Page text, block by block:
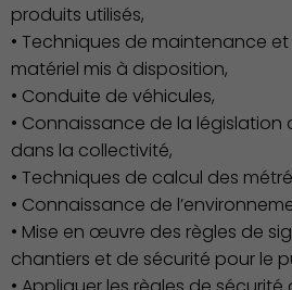
produits utilisés,
• Techniques de maintenance et
matériel mis à disposition,
• Conduite de véhicules,
• Connaissance de la
dans la collectivité,
• Techniques de calcul des
• Connaissance de
• Mise en œuvre des règles de
chantiers et de sécurité pour le